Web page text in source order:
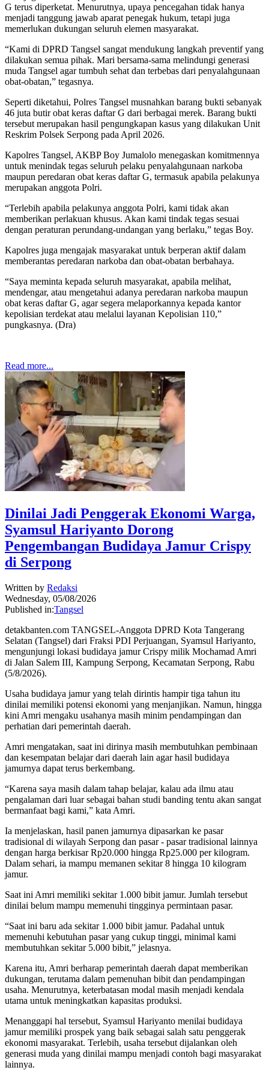
G terus diperketat. Menurutnya, upaya pencegahan tidak hanya
menjadi tanggung jawab aparat penegak hukum, tetapi juga
memerlukan dukungan seluruh elemen masyarakat.
“Kami di DPRD Tangsel sangat mendukung langkah preventif yang
dilakukan semua pihak. Mari bersama-sama melindungi generasi
muda Tangsel agar tumbuh sehat dan terbebas dari penyalahgunaan
obat-obatan,” tegasnya.
Seperti diketahui, Polres Tangsel musnahkan barang bukti sebanyak
46 juta butir obat keras daftar G dari berbagai merek. Barang bukti
tersebut merupakan hasil pengungkapan kasus yang dilakukan Unit
Reskrim Polsek Serpong pada April 2026.
Kapolres Tangsel, AKBP Boy Jumalolo menegaskan komitmennya
untuk menindak tegas seluruh pelaku penyalahgunaan narkoba
maupun peredaran obat keras daftar G, termasuk apabila pelakunya
merupakan anggota Polri.
“Terlebih apabila pelakunya anggota Polri, kami tidak akan
memberikan perlakuan khusus. Akan kami tindak tegas sesuai
dengan peraturan perundang-undangan yang berlaku,” tegas Boy.
Kapolres juga mengajak masyarakat untuk berperan aktif dalam
memberantas peredaran narkoba dan obat-obatan berbahaya.
“Saya meminta kepada seluruh masyarakat, apabila melihat,
mendengar, atau mengetahui adanya peredaran narkoba maupun
obat keras daftar G, agar segera melaporkannya kepada kantor
kepolisian terdekat atau melalui layanan Kepolisian 110,”
pungkasnya. (Dra)
Read more...
Dinilai Jadi Penggerak Ekonomi Warga,
Syamsul Hariyanto Dorong
Pengembangan Budidaya Jamur Crispy
di Serpong
Written by Redaksi
Wednesday, 05/08/2026
Published in:Tangsel
detakbanten.com TANGSEL-Anggota DPRD Kota Tangerang
Selatan (Tangsel) dari Fraksi PDI Perjuangan, Syamsul Hariyanto,
mengunjungi lokasi budidaya jamur Crispy milik Mochamad Amri
di Jalan Salem III, Kampung Serpong, Kecamatan Serpong, Rabu
(5/8/2026).
Usaha budidaya jamur yang telah dirintis hampir tiga tahun itu
dinilai memiliki potensi ekonomi yang menjanjikan. Namun, hingga
kini Amri mengaku usahanya masih minim pendampingan dan
perhatian dari pemerintah daerah.
Amri mengatakan, saat ini dirinya masih membutuhkan pembinaan
dan kesempatan belajar dari daerah lain agar hasil budidaya
jamurnya dapat terus berkembang.
“Karena saya masih dalam tahap belajar, kalau ada ilmu atau
pengalaman dari luar sebagai bahan studi banding tentu akan sangat
bermanfaat bagi kami,” kata Amri.
Ia menjelaskan, hasil panen jamurnya dipasarkan ke pasar
tradisional di wilayah Serpong dan pasar - pasar tradisional lainnya
dengan harga berkisar Rp20.000 hingga Rp25.000 per kilogram.
Dalam sehari, ia mampu memanen sekitar 8 hingga 10 kilogram
jamur.
Saat ini Amri memiliki sekitar 1.000 bibit jamur. Jumlah tersebut
dinilai belum mampu memenuhi tingginya permintaan pasar.
“Saat ini baru ada sekitar 1.000 bibit jamur. Padahal untuk
memenuhi kebutuhan pasar yang cukup tinggi, minimal kami
membutuhkan sekitar 5.000 bibit,” jelasnya.
Karena itu, Amri berharap pemerintah daerah dapat memberikan
dukungan, terutama dalam pemenuhan bibit dan pendampingan
usaha. Menurutnya, keterbatasan modal masih menjadi kendala
utama untuk meningkatkan kapasitas produksi.
Menanggapi hal tersebut, Syamsul Hariyanto menilai budidaya
jamur memiliki prospek yang baik sebagai salah satu penggerak
ekonomi masyarakat. Terlebih, usaha tersebut dijalankan oleh
generasi muda yang dinilai mampu menjadi contoh bagi masyarakat
lainnya.